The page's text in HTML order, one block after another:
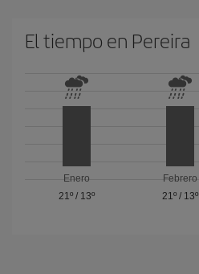
El tiempo en Pereira
Enero
21º/ 13º
Febrero
21º/ 13º